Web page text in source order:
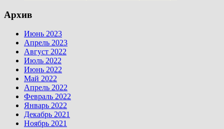
Архив
Июнь 2023
Апрель 2023
Август 2022
Июль 2022
Июнь 2022
Май 2022
Апрель 2022
Февраль 2022
Январь 2022
Декабрь 2021
Ноябрь 2021